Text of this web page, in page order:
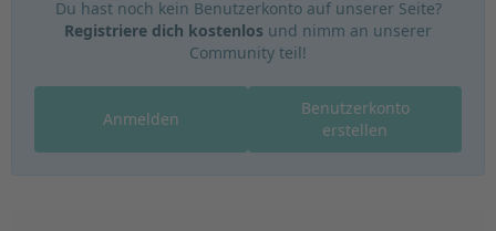
Du hast noch kein Benutzerkonto auf unserer Seite?
Registriere dich kostenlos und nimm an unserer
Community teil!
Benutzerkonto
erstellen
Anmelden